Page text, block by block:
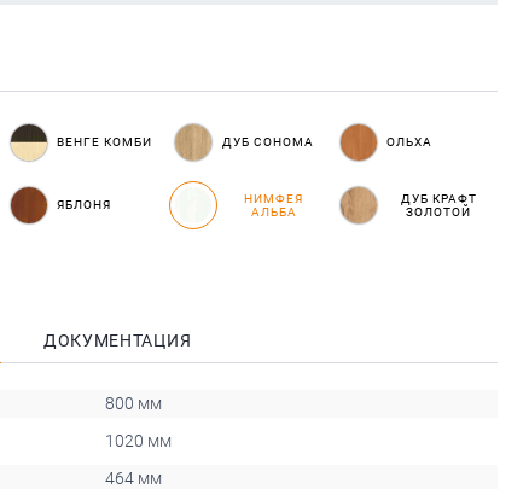
ВЕНГЕ КОМБИ ДУБ СОНОМА ОЛЬХА
ЯБЛОНЯ
НИМФЕЯ
АЛЬБА
ДУБ КРАФТ
ЗОЛОТОЙ
ДОКУМЕНТАЦИЯ
800 мм
1020 мм
464 мм